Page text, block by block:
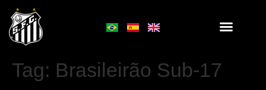
Tag: Brasileirão Sub-17